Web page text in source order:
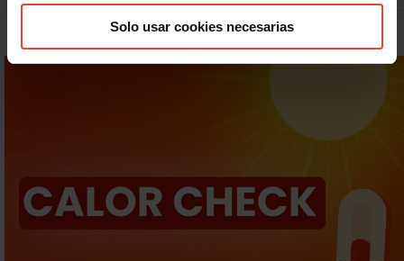
Solo usar cookies necesarias